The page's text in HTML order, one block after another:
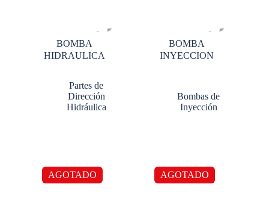
BOMBA
HIDRAULICA
Partes de
Dirección
Hidráulica
BOMBA
INYECCION
Bombas de
Inyección
AGOTADO AGOTADO